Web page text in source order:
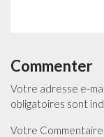
Commenter
Votre adresse e-
obligatoires sont
Votre Commentaire